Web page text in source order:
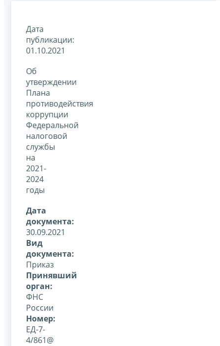
Дата
публикации:
01.10.2021
Об
утверждении
Плана
противодействия
коррупции
Федеральной
налоговой
службы
на
2021-
2024
годы
Дата
документа:
30.09.2021
Вид
документа:
Приказ
Принявший
орган:
ФНС
России
Номер:
ЕД-7-
4/861@